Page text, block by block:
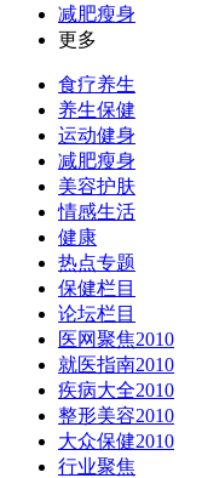
减肥瘦身
更多
食疗养生
养生保健
运动健身
减肥瘦身
美容护肤
情感生活
健康
热点专题
保健栏目
论坛栏目
医网聚焦2010
就医指南2010
疾病大全2010
整形美容2010
大众保健2010
行业聚焦